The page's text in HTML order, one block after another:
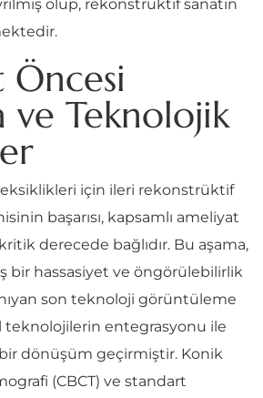
olup, rekonstrüktif sanatın
ve Teknolojik
için ileri rekonstrüktif
başarısı, kapsamlı ameliyat
derecede bağlıdır. Bu aşama,
bir hassasiyet ve öngörülebilirlik
son teknoloji görüntüleme
teknolojilerin entegrasyonu ile
dönüşüm geçirmiştir. Konik
(CBCT) ve standart